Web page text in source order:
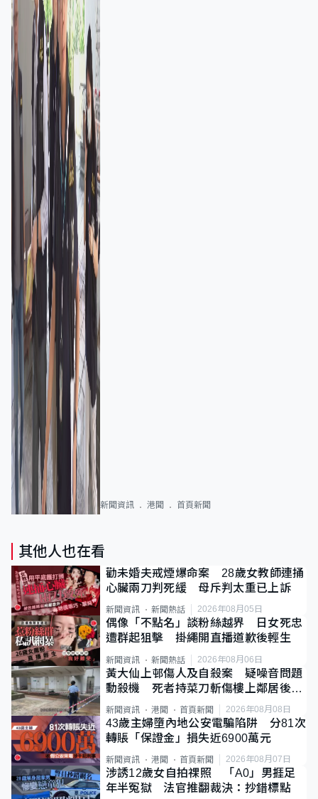
新聞資訊 港聞 首頁新聞
其他人也在看
勸未婚夫戒煙爆命案 28歲女教師連捅
心臟兩刀判死緩 母斥判太重已上訴
新聞資訊 新聞熱話 2026年08月05日
偶像「不點名」談粉絲越界 日女死忠
遭群起狙擊 掛繩開直播道歉後輕生
新聞資訊 新聞熱話 2026年08月06日
黃大仙上邨傷人及自殺案 疑噪音問題
動殺機 死者持菜刀斬傷樓上鄰居後墮
斃
新聞資訊 港聞 首頁新聞 2026年08月08日
43歲主婦墮內地公安電騙陷阱 分81次
轉賬「保證金」損失近6900萬元
新聞資訊 港聞 首頁新聞 2026年08月07日
涉誘12歲女自拍祼照 「A0」男捱足
年半冤獄 法官推翻裁決：抄錯標點